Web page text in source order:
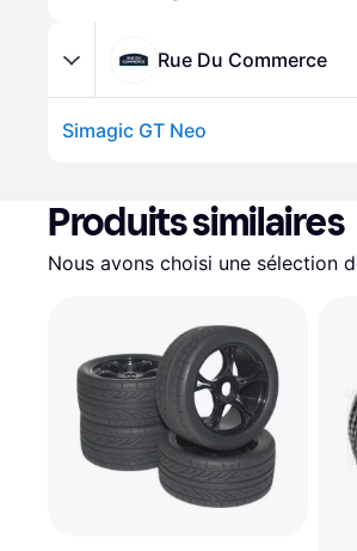
Rue Du Commerce
Simagic GT Neo
Produits similaires
Nous avons choisi une sélection